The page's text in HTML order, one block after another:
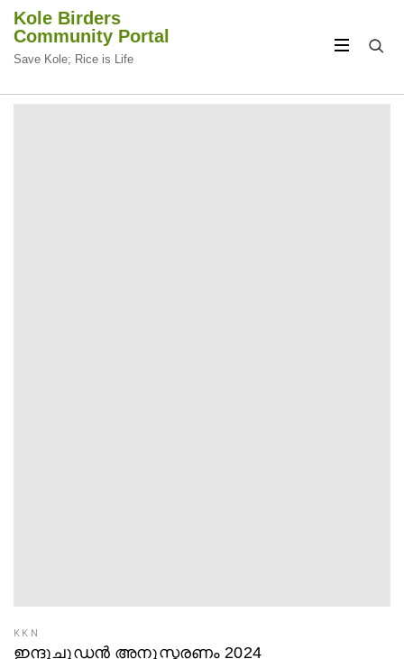
Kole Birders
Community Portal
Save Kole; Rice is Life
CIRCULAR
CIRCULAR
KKN
ഇന്ദുചൂഡൻ അനുസ്മരണം 2024